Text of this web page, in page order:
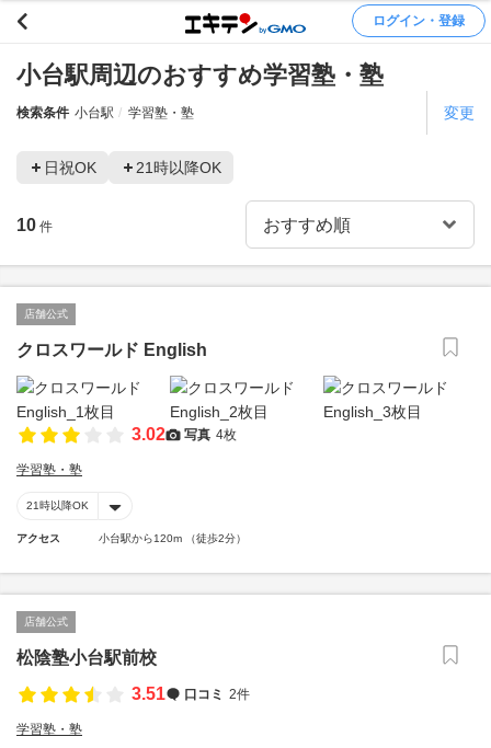
ログイン・登録
小台駅周辺のおすすめ学習塾・塾
検索条件 小台駅 学習塾・塾 変更
日祝OK 21時以降OK
10 件
店舗公式
クロスワールド English
3.02 写真 4枚
学習塾・塾
21時以降OK
アクセス 小台駅から120m （徒歩2分）
店舗公式
松陰塾小台駅前校
3.51
口コミ 2件
学習塾・塾